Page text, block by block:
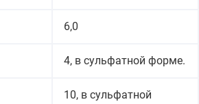
6,0
4, в сульфатной форме.
10, в сульфатной